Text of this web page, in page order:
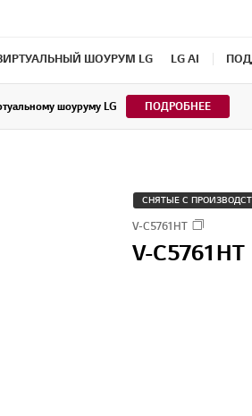
ШОУРУМ LG LG AI
шоуруму LG ПОДРОБНЕЕ
СНЯТЫЕ С
V-C5761HT
V-C5761HT